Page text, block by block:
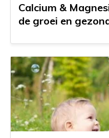
Calcium &
de groei en